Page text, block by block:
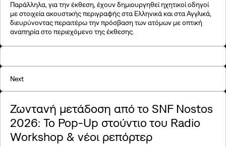
Παράλληλα, για την έκθεση, έχουν δημιουργηθεί ηχητικοί οδηγοί
με στοιχεία ακουστικής περιγραφής στα Ελληνικά και στα Αγγλικά,
διευρύνοντας περαιτέρω την πρόσβαση των ατόμων με οπτική
αναπηρία στο περιεχόμενο της έκθεσης.
Next
Ζωντανή μετάδοση από το SNF Nostos
2026: Το Pop-Up στούντιο του Radio
Workshop & νέοι ρεπόρτερ